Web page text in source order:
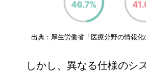
出典：厚生労働省「医療分野の情報化
しかし、異なる仕様のシ